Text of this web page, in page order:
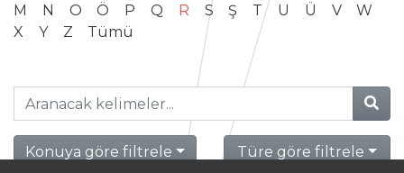
M
N O Ö P Q R S Ş T U Ü V
W
X
Y Z Tümü
Konuya göre filtrele Türe göre filtrele